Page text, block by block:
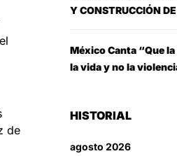
de
Y CONSTRUCCIÓN
México Canta “Que
la vida y no la
HISTORIAL
agosto 2026